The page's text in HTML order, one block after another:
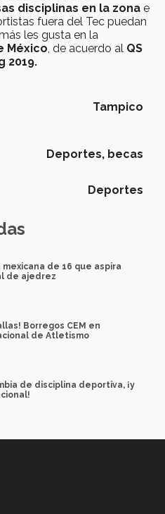
disciplinas en la zona e
fuera del Tec puedan
les gusta en la
México , de acuerdo al QS
2019.
Tampico
Deportes, becas
Deportes
mexicana de 16 que aspira
de ajedrez
Borregos CEM en
de Atletismo
de disciplina deportiva, ¡y